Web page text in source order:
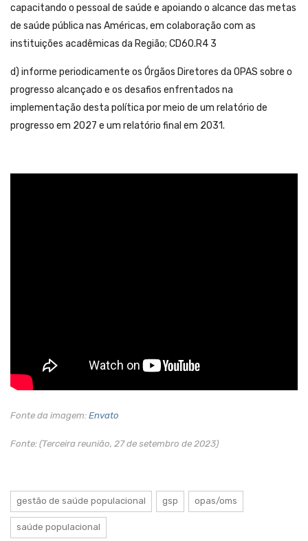
capacitando o pessoal de saúde e apoiando o alcance das metas
de saúde pública nas Américas, em colaboração com as
instituições acadêmicas da Região; CD60.R4 3
d) informe periodicamente os Órgãos Diretores da OPAS sobre o
progresso alcançado e os desafios enfrentados na
implementação desta política por meio de um relatório de
progresso em 2027 e um relatório final em 2031.
Fonte da imagem: Envato
Fonte: (Terceira reunião, 27 de setembro de 2023)
gestão de saúde populacional gsp opas/oms
saúde populacional